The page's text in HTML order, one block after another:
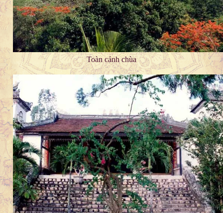
Toàn cảnh chùa